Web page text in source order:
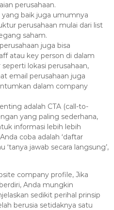
perusahaan.
baik juga umumnya
perusahaan mulai dari list
saham.
juga bisa
atau key person di dalam
lokasi perusahaan,
email perusahaan juga
dalam company
adalah CTA (call-to-
yang paling sederhana,
informasi lebih lebih
coba adalah ‘daftar
‘tanya jawab secara langsung’,
company profile, Jika
Anda mungkin
sedikit perihal prinsip
berusia setidaknya satu